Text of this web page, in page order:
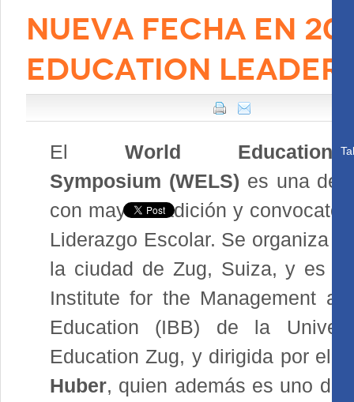
NUEVA FECHA EN
EDUCATION
El World Education
Symposium (WELS) es una de
con mayor tradición y
Liderazgo Escolar. Se organiza
la ciudad de Zug, Suiza, y es
Institute for the Management
Education (IBB) de la
Education Zug, y dirigida por el
Huber, quien además es uno de